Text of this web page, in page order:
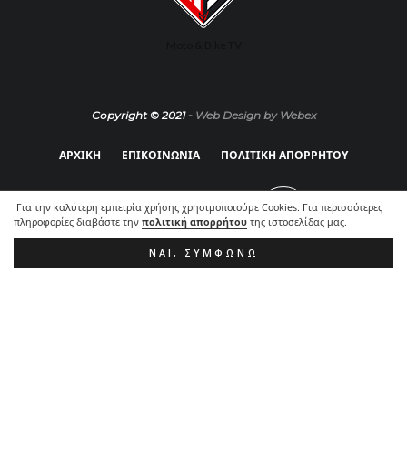
Για την καλύτερη εμπειρία χρήσης χρησιμοποιούμε Cookies. Για περισσότερες
πληροφορίες διαβάστε την πολιτική απορρήτου της ιστοσελίδας μας.
ΝΑΙ, ΣΥΜΦΩΝΏ
Copyright © 2021 - Web Design by Webex
ΑΡΧΙΚΗ ΕΠΙΚΟΙΝΩΝΙΑ ΠΟΛΙΤΙΚΗ ΑΠΟΡΡΗΤΟΥ